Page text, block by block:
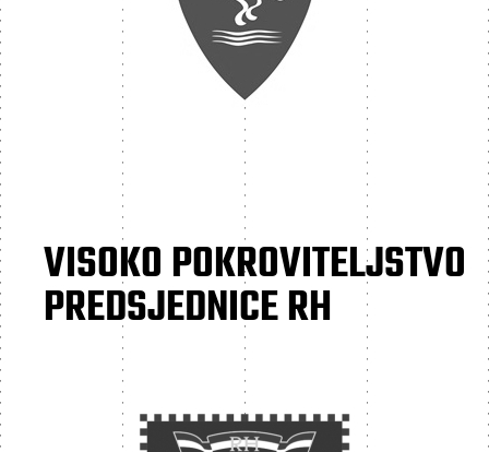
VISOKO POKROVITELJSTVO
PREDSJEDNICE RH